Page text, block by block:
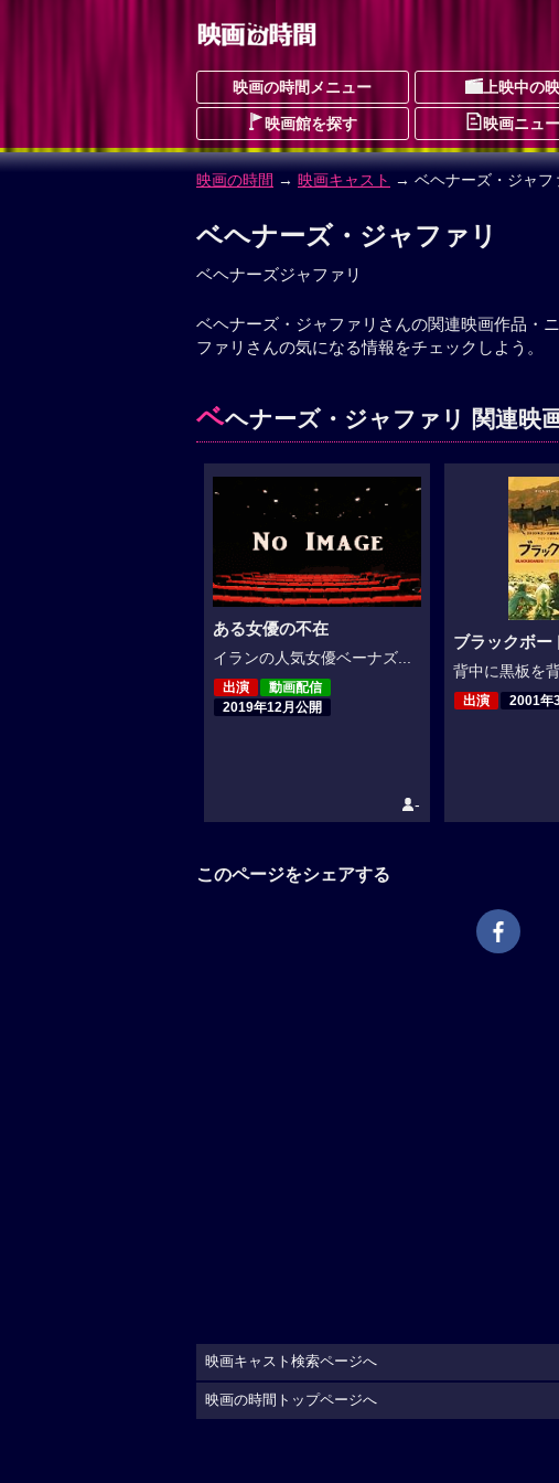
映画の時間メニュー 上映中の
映画館を探す 映画ニュ
映画の時間 → 映画キャスト → ベヘナーズ・ジャフ
ベヘナーズ・ジャファリ
ベヘナーズジャファリ
ベヘナーズ・ジャファリさんの関連映画作品・
ファリさんの気になる情報をチェックしよう。
ベヘナーズ・ジャファリ 関連映
ある女優の不在
イランの人気女優ベーナズ...
出演
動画配信
2019年12月公開
-
ブラックボー
背中に黒板を
出演 2001年
このページをシェアする
映画キャスト検索ページへ
映画の時間トップページへ